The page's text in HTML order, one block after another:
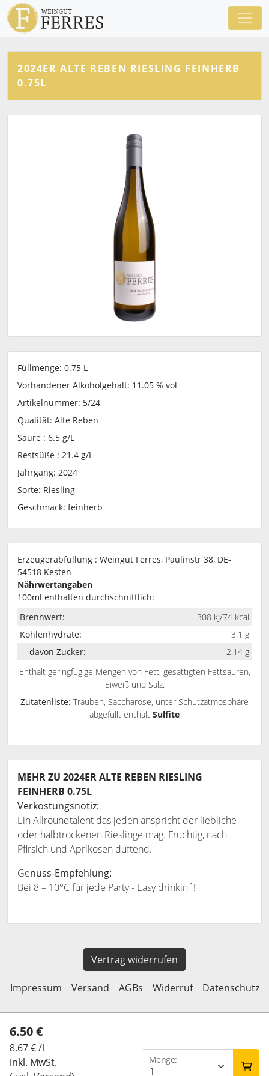
2024ER ALTE REBEN RIESLING FEINHERB
0.75L
Füllmenge: 0.75 L
Vorhandener Alkoholgehalt: 11.05 % vol
Artikelnummer: 5/24
Qualität: Alte Reben
Säure : 6.5 g/L
Restsüße : 21.4 g/L
Jahrgang: 2024
Sorte: Riesling
Geschmack: feinherb
6.50 €
8.67 € /l
inkl. MwSt.
Menge:
Erzeugerabfüllung : Weingut Ferres, Paulinstr 38, DE-
54518 Kesten
Nährwertangaben
100ml enthalten durchschnittlich:
Brennwert:
308 kJ/74 kcal
Kohlenhydrate:
3.1 g
davon Zucker:
2.14 g
Enthält geringfügige Mengen von Fett, gesättigten Fettsäuren,
Eiweiß und Salz.
Zutatenliste: Trauben, Saccharose, unter Schutzatmosphäre
abgefüllt enthält Sulfite
MEHR ZU 2024ER ALTE REBEN RIESLING
FEINHERB 0.75L
Verkostungsnotiz:
Ein Allroundtalent das jeden anspricht der liebliche
oder halbtrockenen Rieslinge mag. Fruchtig, nach
Pfirsich und Aprikosen duftend.
Genuss-Empfehlung:
Bei 8 – 10°C für jede Party - Easy drinkin´!
Vertrag widerrufen
Impressum Versand AGBs Widerruf Datenschutz